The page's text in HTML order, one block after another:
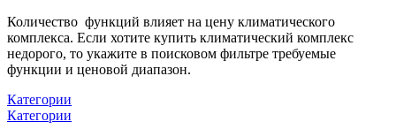
Количество функций влияет на цену климатического
комплекса. Если хотите купить климатический комплекс
недорого, то укажите в поисковом фильтре требуемые
функции и ценовой диапазон.
Категории
Категории